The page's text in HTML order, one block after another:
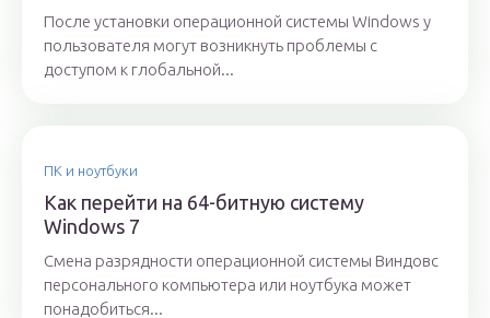
После установки операционной системы Windows у
пользователя могут возникнуть проблемы с
доступом к глобальной...
ПК и ноутбуки
Как перейти на 64-битную систему
Windows 7
Смена разрядности операционной системы Виндовс
персонального компьютера или ноутбука может
понадобиться...